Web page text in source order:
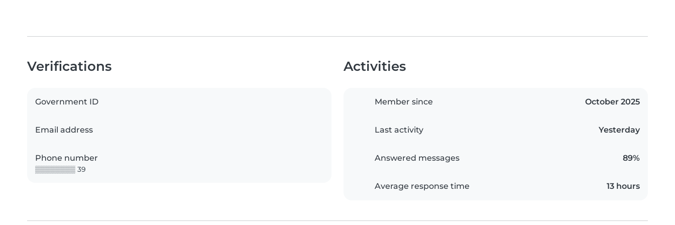
Verifications
Government ID
Email address
Phone number
▒▒▒▒▒▒▒▒ 39
Activities
Member since October 2025
Last activity Yesterday
Answered messages 89%
Average response time 13 hours